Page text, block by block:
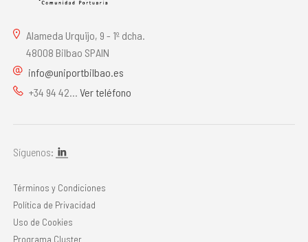
Alameda Urquijo, 9 - 1º dcha.
48008 Bilbao SPAIN
info@uniportbilbao.es
+34 94 42... Ver teléfono
Síguenos:
Términos y Condiciones
Política de Privacidad
Uso de Cookies
Programa Cluster